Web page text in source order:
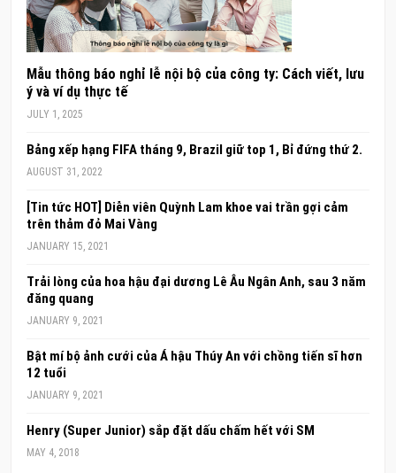
Mẫu thông báo nghỉ lễ nội bộ của công ty: Cách viết, lưu
ý và ví dụ thực tế
JULY 1, 2025
Bảng xếp hạng FIFA tháng 9, Brazil giữ top 1, Bỉ đứng thứ 2.
AUGUST 31, 2022
[Tin tức HOT] Diễn viên Quỳnh Lam khoe vai trần gợi cảm
trên thảm đỏ Mai Vàng
JANUARY 15, 2021
Trải lòng của hoa hậu đại dương Lê Âu Ngân Anh, sau 3 năm
đăng quang
JANUARY 9, 2021
Bật mí bộ ảnh cưới của Á hậu Thúy An với chồng tiến sĩ hơn
12 tuổi
JANUARY 9, 2021
Henry (Super Junior) sắp đặt dấu chấm hết với SM
MAY 4, 2018